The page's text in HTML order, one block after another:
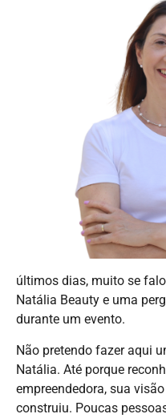
últimos dias, muito se
Natália Beauty e uma
durante um evento.
Não pretendo fazer aqui
Natália. Até porque
empreendedora, sua
construiu. Poucas